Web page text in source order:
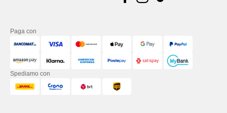
Paga con
Spediamo con